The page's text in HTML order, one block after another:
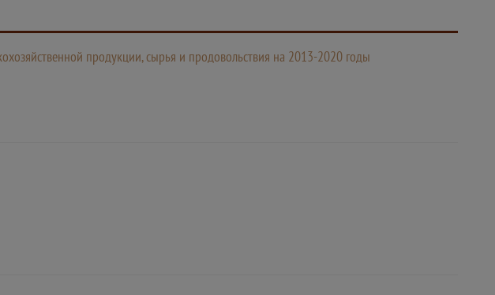
продукции, сырья и продовольствия на 2013-2020 годы